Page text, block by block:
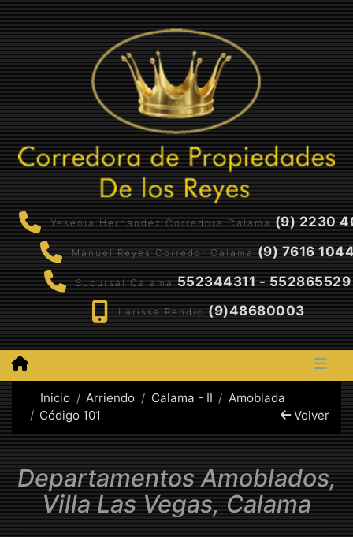
Yesenia Hernandez Corredora Calama (9) 2230
Manuel Reyes Corredor Calama (9) 7616
Sucursal Calama 552344311 - 552865529
Larissa Rendic (9)48680003
Inicio Arriendo Calama - II
Amoblada
Código 101
Volver
Departamentos Amoblados,
Villa Las Vegas, Calama